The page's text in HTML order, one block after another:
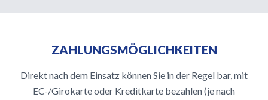
ZAHLUNGSMÖGLICHKEITEN
Direkt nach dem Einsatz können Sie in der Regel bar, mit
EC-/Girokarte oder Kreditkarte bezahlen (je nach